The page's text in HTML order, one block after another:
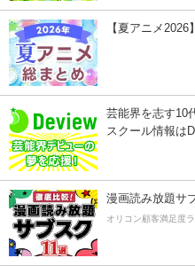
【夏アニメ
芸能界を志す10
スクール情報は
漫画読み放題サ
オリコン顧客満足度